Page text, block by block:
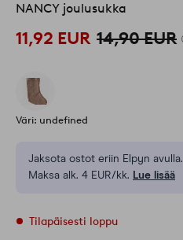
NANCY joulusukka
11,92 EUR 14,90 EUR
Väri: undefined
Jaksota ostot eriin Elpyn avulla.
Maksa alk. 4 EUR/kk. Lue lisää
Tilapäisesti loppu